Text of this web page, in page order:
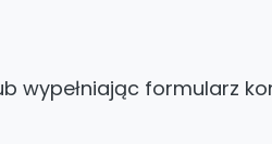
wypełniając formularz